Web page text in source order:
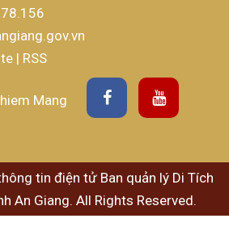
| RSS
tin điện tử Ban quản lý Di Tích
An Giang. All Rights Reserved.